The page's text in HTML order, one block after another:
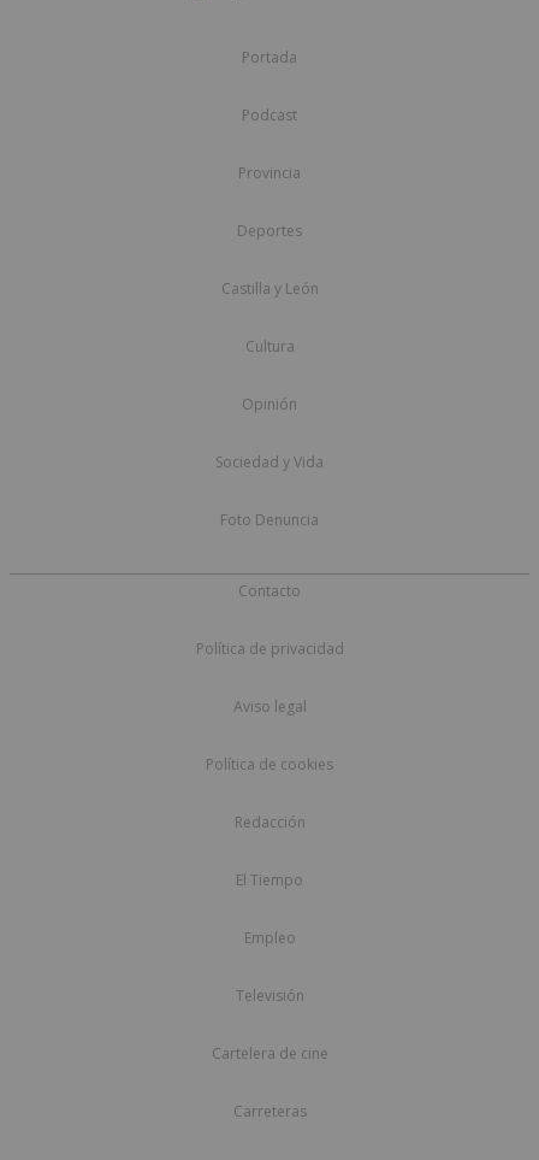
Portada
Podcast
Provincia
Deportes
Castilla y León
Cultura
Opinión
Sociedad y Vida
Foto Denuncia
Contacto
Política de privacidad
Aviso legal
Política de cookies
Redacción
El Tiempo
Empleo
Televisión
Cartelera de cine
Carreteras